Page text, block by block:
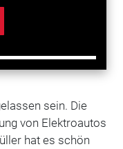
ungefährlich ist.
schließlich im
gesehen
sein. Die
von Elektroautos
hat es schön